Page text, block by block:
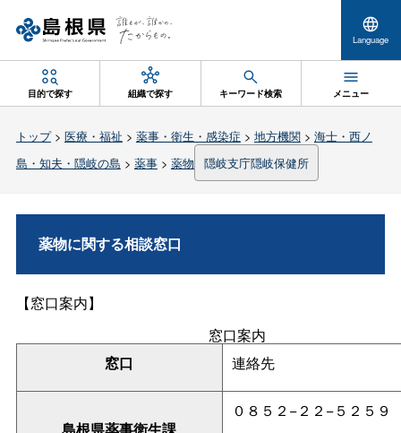
Language
目的で探す 組織で探す キーワード検索 メニュー
トップ> 医療・福祉 > 薬事・衛生・感染症 > 地方機関> 海士・西ノ
島・知夫・隠岐の島 > 薬事> 薬物 隠岐支庁隠岐保健所
薬物に関する相談窓口
【窓口案内】
窓口案内
窓口
連絡先
０８５２−２２−５２５９